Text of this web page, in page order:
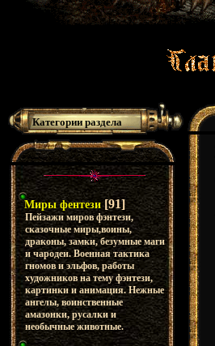
Категории раздела
Миры фентези [91]
Пейзажи миров фэнтези,
сказочные миры,воины,
драконы, замки, безумные маги
и чародеи. Военная тактика
гномов и эльфов, работы
художников на тему фэнтези,
картинки и анимация. Нежные
ангелы, воинственные
амазонки, русалки и
необычные животные.